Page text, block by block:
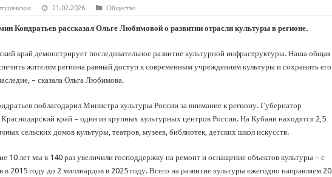
в 35 школах Кубани запустят проект «Предпринимательские классы 2.0»
с начала года капитально отремонтировали 209 многоквартирных домов
Кубани отметили День России
на 20-й юбилейный молодежный форум «Регион 93»
21.02.2026 Общество
Кондратьев рассказал Ольге Любимовой о развитии отрасли культуры в регионе.
край демонстрирует последовательное развитие культурной инфраструктуры. Наша общая
жителям региона равный доступ к современным учреждениям культуры и сохранить его
– сказала Ольга Любимова.
поблагодарил Министра культуры России за внимание к региону. Губернатор
край – один из крупных культурных центров России. На Кубани находятся 2,5
сельских домов культуры, театров, музеев, библиотек, детских школ искусств.
10 лет мы в 140 раз увеличили господдержку на ремонт и оснащение объектов культуры – с
в 2015 году до 2 миллиардов в 2025 году. Всего на развитие культуры ежегодно направляем 20